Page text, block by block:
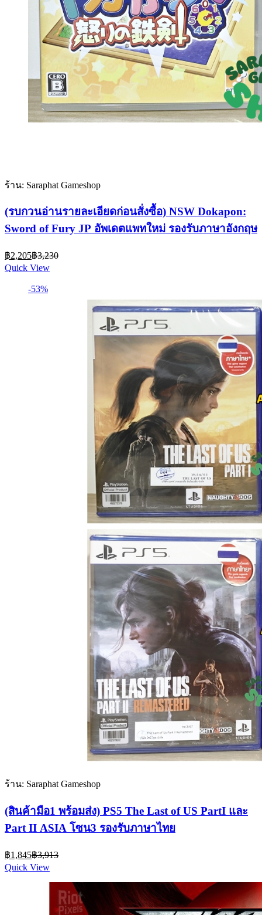
ร้าน: Saraphat Gameshop
(รบกวนอ่านรายละเอียดก่อนสั่งซื้อ) NSW Dokapon:
Sword of Fury JP อัพเดตแพทใหม่ รองรับภาษาอังกฤษ
฿2,205Current
price
is:
฿2,205.
฿3,230Original
Quick View
-53%
ร้าน: Saraphat Gameshop
(สินค้ามือ1 พร้อมส่ง) PS5 The Last of US PartI และ
Part II ASIA โซน3 รองรับภาษาไทย
฿1,845Current
price
is:
฿3,913
฿3,913.
Quick View